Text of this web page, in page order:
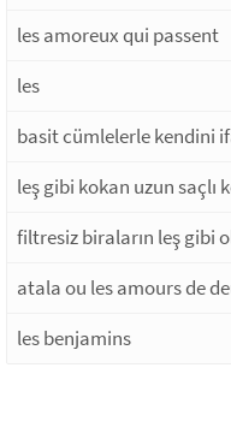
les amoreux qui passent
les
basit cümlelerle kendini
leş gibi kokan uzun saçlı
filtresiz biraların leş gibi
atala ou les amours de
les benjamins